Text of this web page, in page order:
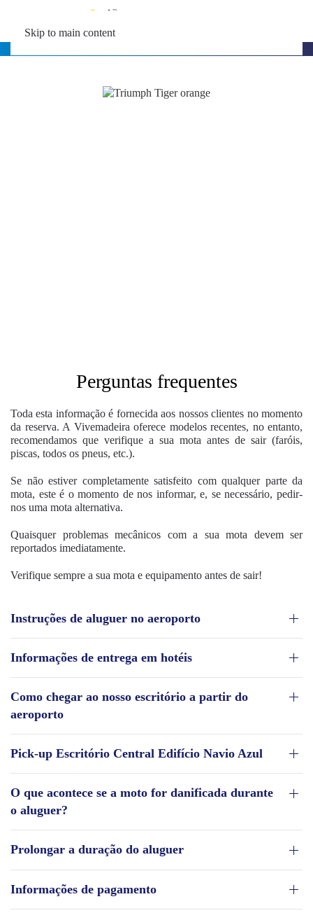
Skip to main content
Perguntas frequentes
Toda esta informação é fornecida aos nossos clientes no momento
da reserva. A Vivemadeira oferece modelos recentes, no entanto,
recomendamos que verifique a sua mota antes de sair (faróis,
piscas, todos os pneus, etc.).
Se não estiver completamente satisfeito com qualquer parte da
mota, este é o momento de nos informar, e, se necessário, pedir-
nos uma mota alternativa.
Quaisquer problemas mecânicos com a sua mota devem ser
reportados imediatamente.
Verifique sempre a sua mota e equipamento antes de sair!
Instruções de aluguer no aeroporto
Informações de entrega em hotéis
Como chegar ao nosso escritório a partir do
aeroporto
Pick-up Escritório Central Edifício Navio Azul
O que acontece se a moto for danificada durante
o aluguer?
Prolongar a duração do aluguer
Informações de pagamento